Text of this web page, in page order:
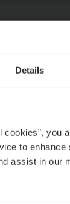
Details
cookies”, you
to enhance
assist in our